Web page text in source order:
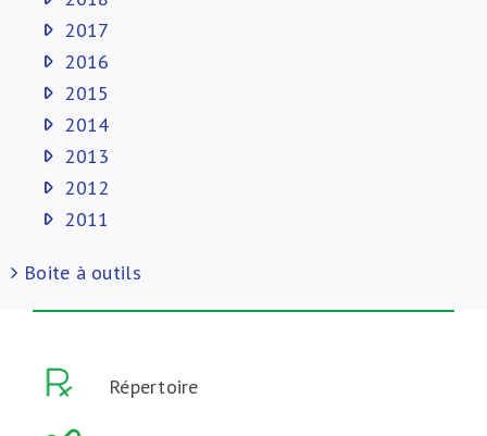
2017
2016
2015
2014
2013
2012
2011
Boite à outils
Répertoire